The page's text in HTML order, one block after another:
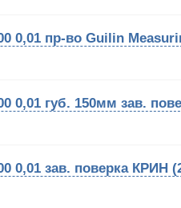
0,01 пр-во Guilin
0,01 губ. 150мм зав.
0,01 зав. поверка КРИН